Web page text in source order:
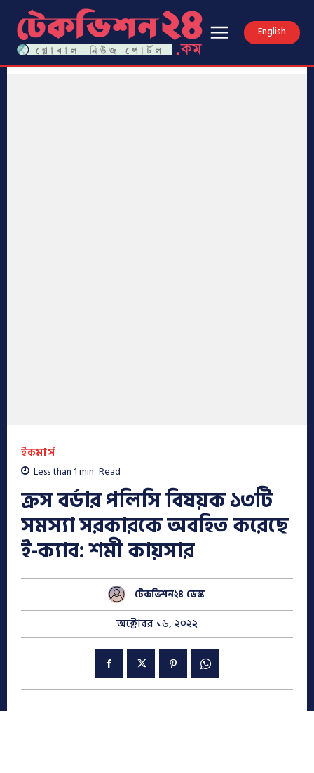
English
ইকমার্স
Less than 1min. Read
ক্রস বর্ডার পলিসি বিষয়ক ১৩টি
সমস্যা সরকারকে অবহিত করেছে
ই-ক্যাব: শমী কায়সার
টেকভিশন২৪ ডেস্ক
অক্টোবর ১৬, ২০২২